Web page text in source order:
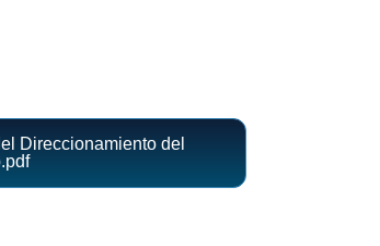
Direccionamiento del